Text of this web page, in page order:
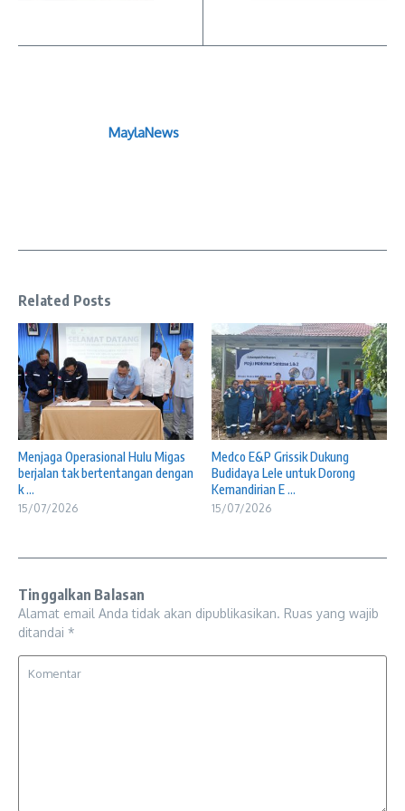
MaylaNews
Related Posts
Menjaga Operasional Hulu Migas
berjalan tak bertentangan dengan
k ...
15/07/2026
Medco E&P Grissik Dukung
Budidaya Lele untuk Dorong
Kemandirian E ...
15/07/2026
Tinggalkan Balasan
Alamat email Anda tidak akan dipublikasikan. Ruas yang wajib
ditandai *